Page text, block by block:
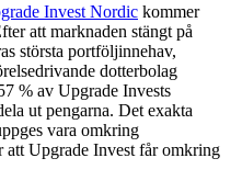
Invest Nordic kommer
att marknaden stängt på
största portföljinnehav,
dotterbolag
% av Upgrade Invests
ut pengarna. Det exakta
vara omkring
att Upgrade Invest får omkring